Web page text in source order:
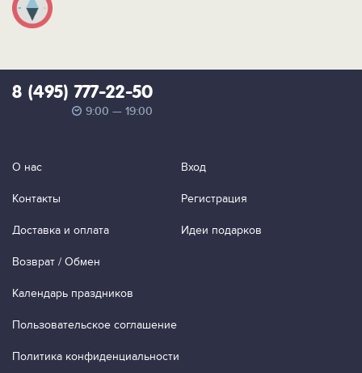
8 (495) 777-22-50
9:00 — 19:00
О нас
Контакты
Доставка и оплата
Возврат / Обмен
Календарь праздников
Пользовательское соглашение
Политика конфиденциальности
Вход
Регистрация
Идеи подарков